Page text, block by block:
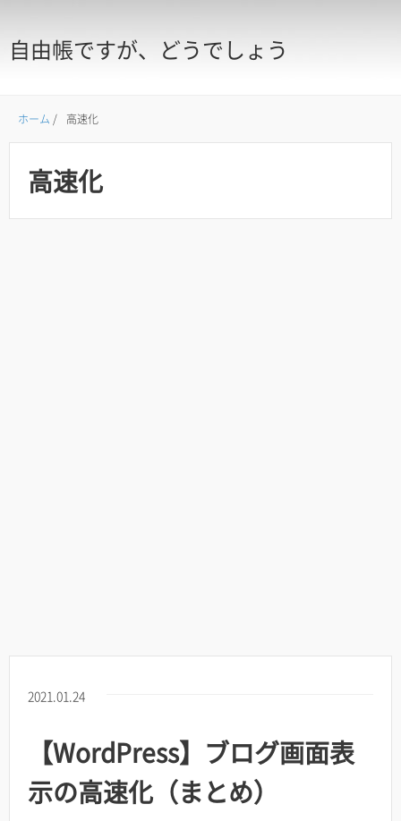
自由帳ですが、どうでしょう
ホーム / 高速化
高速化
2021.01.24
【WordPress】ブログ画面表
示の高速化（まとめ）